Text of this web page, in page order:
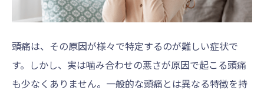
頭痛は、その原因が様々で特定するのが難しい症状で
す。しかし、実は噛み合わせの悪さが原因で起こる頭痛
も少なくありません。一般的な頭痛とは異なる特徴を持